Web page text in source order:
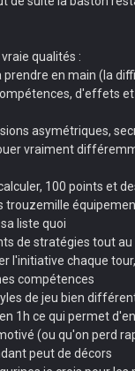
qualités :
prendre en main (la
d'effets
asymétriques,
vraiment
100 points et
trouzemille
liste quoi
de stratégies tout au
l'initiative chaque
compétences
de jeu bien
1h ce qui permet
(ou qu'on perd
peut de décors